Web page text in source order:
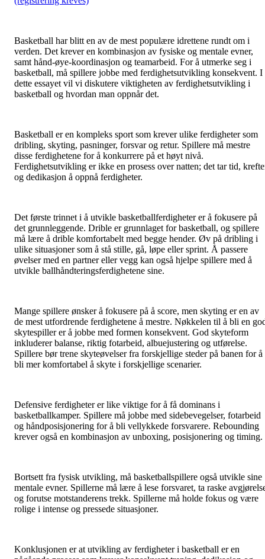
Basketball har blitt en av de mest populære idrettene rundt om i
verden. Det krever en kombinasjon av fysiske og mentale evner,
samt hånd-øye-koordinasjon og teamarbeid. For å utmerke seg i
basketball, må spillere jobbe med ferdighetsutvikling konsekvent. I
dette essayet vil vi diskutere viktigheten av ferdighetsutvikling i
basketball og hvordan man oppnår det.
Basketball er en kompleks sport som krever ulike ferdigheter som
dribling, skyting, pasninger, forsvar og retur. Spillere må mestre
disse ferdighetene for å konkurrere på et høyt nivå.
Ferdighetsutvikling er ikke en prosess over natten; det tar tid,
og dedikasjon å oppnå ferdigheter.
Det første trinnet i å utvikle basketballferdigheter er å fokusere på
det grunnleggende. Drible er grunnlaget for basketball, og spillere
må lære å drible komfortabelt med begge hender. Øv på dribling i
ulike situasjoner som å stå stille, gå, løpe eller sprint. Å passere
øvelser med en partner eller vegg kan også hjelpe spillere med å
utvikle ballhåndteringsferdighetene sine.
Mange spillere ønsker å fokusere på å score, men skyting er en av
de mest utfordrende ferdighetene å mestre. Nøkkelen til å bli en
skytespiller er å jobbe med formen konsekvent. God skyteform
inkluderer balanse, riktig fotarbeid, albuejustering og utførelse.
Spillere bør trene skyteøvelser fra forskjellige steder på banen for å
bli mer komfortabel å skyte i forskjellige scenarier.
Defensive ferdigheter er like viktige for å få dominans i
basketballkamper. Spillere må jobbe med sidebevegelser, fotarbeid
og håndposisjonering for å bli vellykkede forsvarere. Rebounding
krever også en kombinasjon av unboxing, posisjonering og timing.
Bortsett fra fysisk utvikling, må basketballspillere også utvikle sine
mentale evner. Spillerne må lære å lese forsvaret, ta raske
og forutse motstanderens trekk. Spillerne må holde fokus og være
rolige i intense og pressede situasjoner.
Konklusjonen er at utvikling av ferdigheter i basketball er en